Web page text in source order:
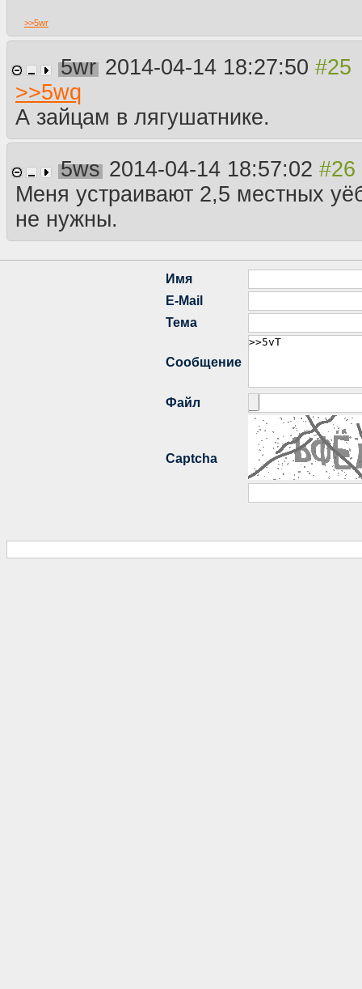
>>5wr
5wr 2014-04-14 18:27:50
>>5wq
А зайцам в лягушатнике.
5ws 2014-04-14 18:57:02
Меня устраивают 2,5 местных
не нужны.